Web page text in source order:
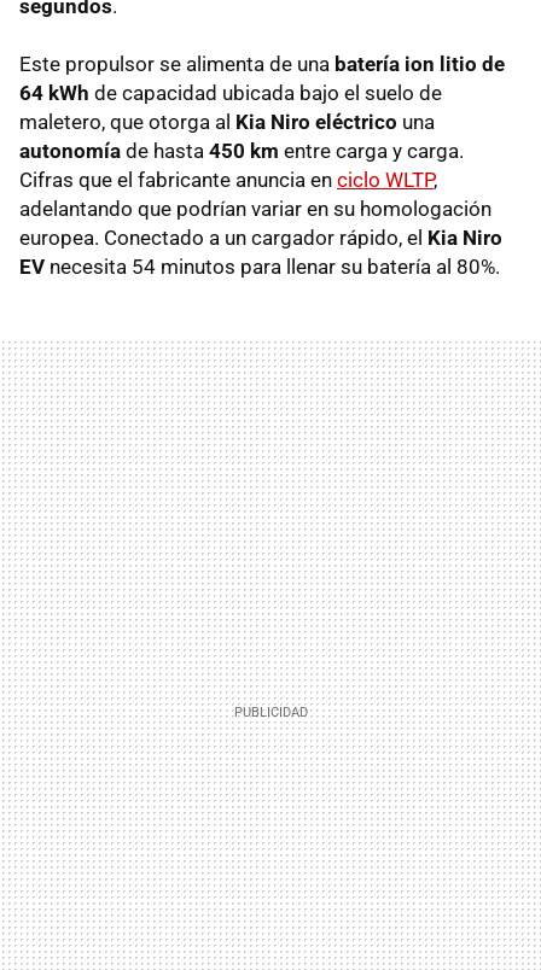
segundos.
Este propulsor se alimenta de una batería ion litio de
64 kWh de capacidad ubicada bajo el suelo de
maletero, que otorga al Kia Niro eléctrico una
autonomía de hasta 450 km entre carga y carga.
Cifras que el fabricante anuncia en ciclo WLTP,
adelantando que podrían variar en su homologación
europea. Conectado a un cargador rápido, el Kia Niro
EV necesita 54 minutos para llenar su batería al 80%.